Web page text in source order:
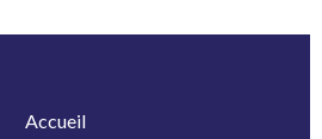
Accueil